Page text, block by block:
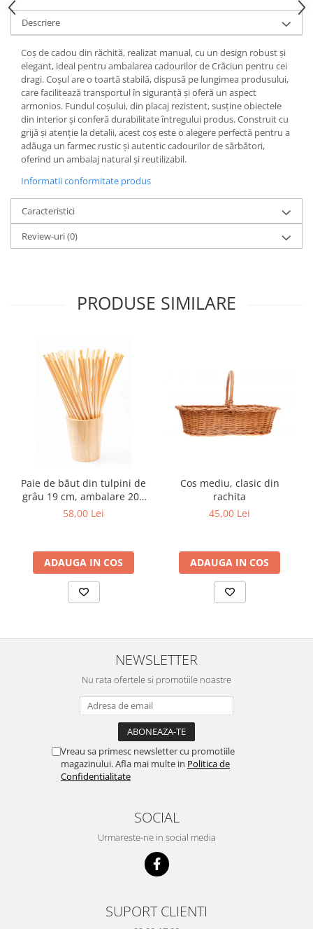
Descriere
Coș de cadou din răchită, realizat manual, cu un design robust și
elegant, ideal pentru ambalarea cadourilor de Crăciun pentru cei
dragi. Coșul are o toartă stabilă, dispusă pe lungimea produsului,
care facilitează transportul în siguranță și oferă un aspect
armonios. Fundul coșului, din placaj rezistent, susține obiectele
din interior și conferă durabilitate întregului produs. Construit cu
grijă și atenție la detalii, acest coș este o alegere perfectă pentru a
adăuga un farmec rustic și autentic cadourilor de sărbători,
oferind un ambalaj natural și reutilizabil.
Informatii conformitate produs
Caracteristici
Review-uri(0)
PRODUSE SIMILARE
Paie de băut din tulpini de
grâu 19 cm, ambalare 200
buc
58,00 Lei
ADAUGA IN COS
Cos mediu, clasic din
rachita
45,00 Lei
ADAUGA IN COS
NEWSLETTER
Nu rata ofertele si promotiile noastre
Vreau sa primesc newsletter cu promotiile
magazinului. Afla mai multe in Politica de
Confidentialitate
SOCIAL
Urmareste-ne in social media
SUPORT CLIENTI